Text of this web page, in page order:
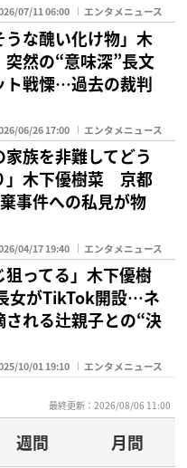
07/11 06:00 エンタメニュース
うな醜い化け物」木
然の“意味深”長文
ト戦慄…過去の裁判
06/26 17:00 エンタメニュース
家族を非難してどう
」木下優樹菜 京都
事件への私見が物
04/17 19:40 エンタメニュース
狙ってる」木下優樹
がTikTok開設…ネ
される辻親子との“決
10/01 19:10 エンタメニュース
最終更新：2026/08/06 11:00
週間
月間